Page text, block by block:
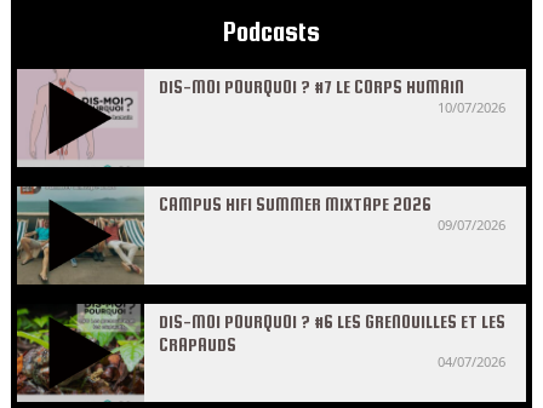
Podcasts
DIS-MOI POURQUOI ? #7 LE CORPS HUMAIN
10/07/2026
CAMPUS HIFI SUMMER MIXTAPE 2026
09/07/2026
DIS-MOI POURQUOI ? #6 LES GRENOUILLES ET LES
CRAPAUDS
04/07/2026